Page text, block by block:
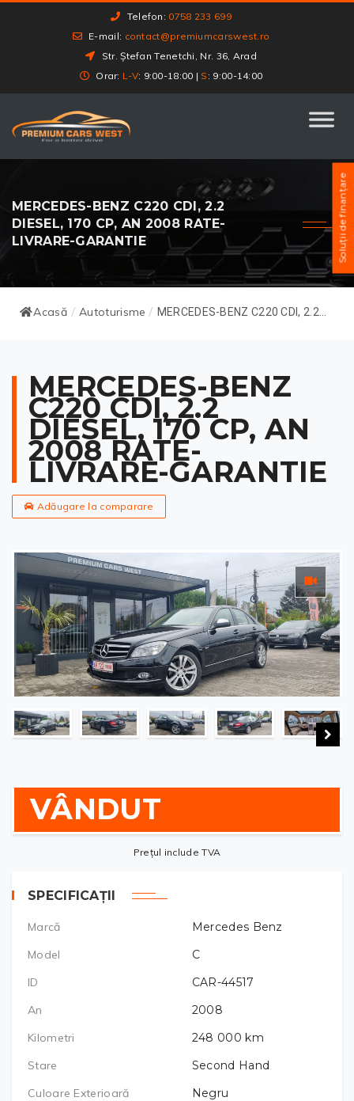
Telefon: 0758 233 699
E-mail: contact@premiumcarswest.ro
Str. Ștefan Tenetchi, Nr. 36, Arad
Orar: L-V: 9:00-18:00 | S : 9:00-14:00
MERCEDES-BENZ C220 CDI, 2.2
DIESEL, 170 CP, AN 2008 RATE-
LIVRARE-GARANTIE
Acasă / Autoturisme / MERCEDES-BENZ C220 CDI, 2.2...
MERCEDES-BENZ
C220 CDI, 2.2
DIESEL, 170 CP, AN
2008 RATE-
LIVRARE-GARANTIE
Adăugare la comparare
VÂNDUT
Prețul include TVA
SPECIFICAȚII
Marcă
Mercedes Benz
Model
C
ID
CAR-44517
An
2008
Kilometri
248 000 km
Stare
Second Hand
Culoare Exterioară
Negru
Soluții de finanțare